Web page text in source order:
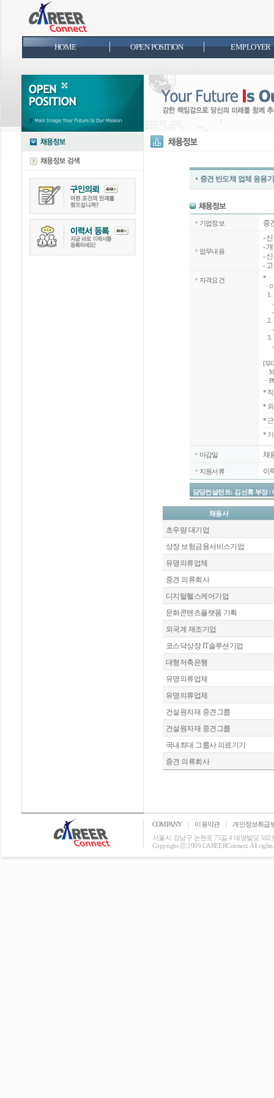
HOME OPEN POSITION EMPLOYER
중견 반도체 업체 응용
기업정보 중
업무내용
-
-
-
-
자격요건 *
ㆍ
1.
-
-
2.
-
3.
-
[우
ㆍ
ㆍ
*
*
*
*
마감일 채
지원서류 이
담당컨설턴트: 김선휴 부장 /
채용사
초우량 대기업
상장 보험금융서비스기업
유명의류업체
중견 의류회사
디지털헬스케어기업
문화콘텐츠플랫폼 기획
외국계 제조기업
코스닥상장 IT솔루션기업
대형저축은행
유명의류업체
유명의류업체
건설원자재 중견그룹
건설원자재 중견그룹
국내최대 그룹사 의료기기
중견 의류회사
COMPANY | 이용약관 |
개인정보취급
서울시 강남구 논현로 75길 4 대명빌딩 502
Copyright ⓒ 2009 CAREERConnect. All rights